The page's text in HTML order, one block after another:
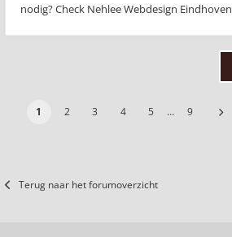
nodig? Check Nehlee Webdesign Eindhoven
1 2 3 4 5 … 9
Terug naar het forumoverzicht